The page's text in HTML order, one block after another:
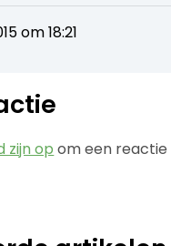
om 18:21
zijn op om een